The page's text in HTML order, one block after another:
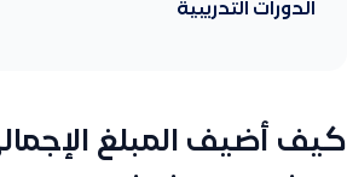
الدورات التدريبية
كيف أضيف المبلغ